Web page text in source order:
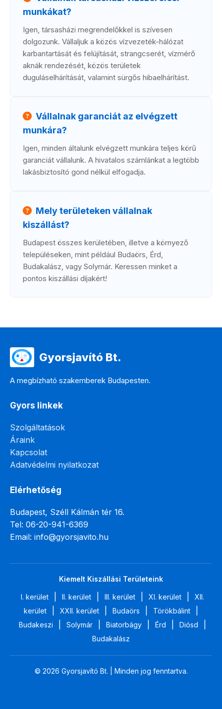
munkákat?
Igen, társasházi megrendelőkkel is szívesen
dolgozunk. Vállaljuk a közös vízvezeték-hálózat
karbantartását és felújítását, strangcserét, vízmérő
aknák rendezését, közös területek
duguláselhárítását, valamint sürgős hibaelhárítást.
Vállalnak garanciát az elvégzett
munkára?
Igen, minden általunk elvégzett munkára teljes körű
garanciát vállalunk. A hivatalos számlánkat a legtöbb
lakásbiztosító gond nélkül elfogadja.
Mely területeken vállalnak
kiszállást?
Budapest összes kerületében, illetve a környező
településeken, mint például Budaörs, Érd,
Budakalász, vagy Solymár. Keressen minket a
pontos kiszállási díjakért!
Gyorsjavító Bt.
A megbízható szakemberek Budapesten.
Gyors linkek
Szolgáltatások
Áraink
Kapcsolat
Adatvédelmi nyilatkozat
Elérhetőség
Budapest, Széll Kálmán tér 16.
Tel: 06-20-941-6369
Email: info@gyorsjavito.hu
Kiemelt Kiszállási Területeink
I. kerület II. kerület III. kerület XI. kerület
XII.
kerület
XXII. kerület Budaörs Törökbálint
Budakeszi Solymár Biatorbágy Érd Diósd
Budakalász
© 2026 Gyorsjavító Bt. | Minden jog fenntartva.